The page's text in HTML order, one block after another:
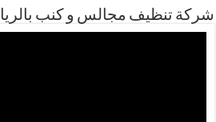
شركة تنظيف مجالس و كنب